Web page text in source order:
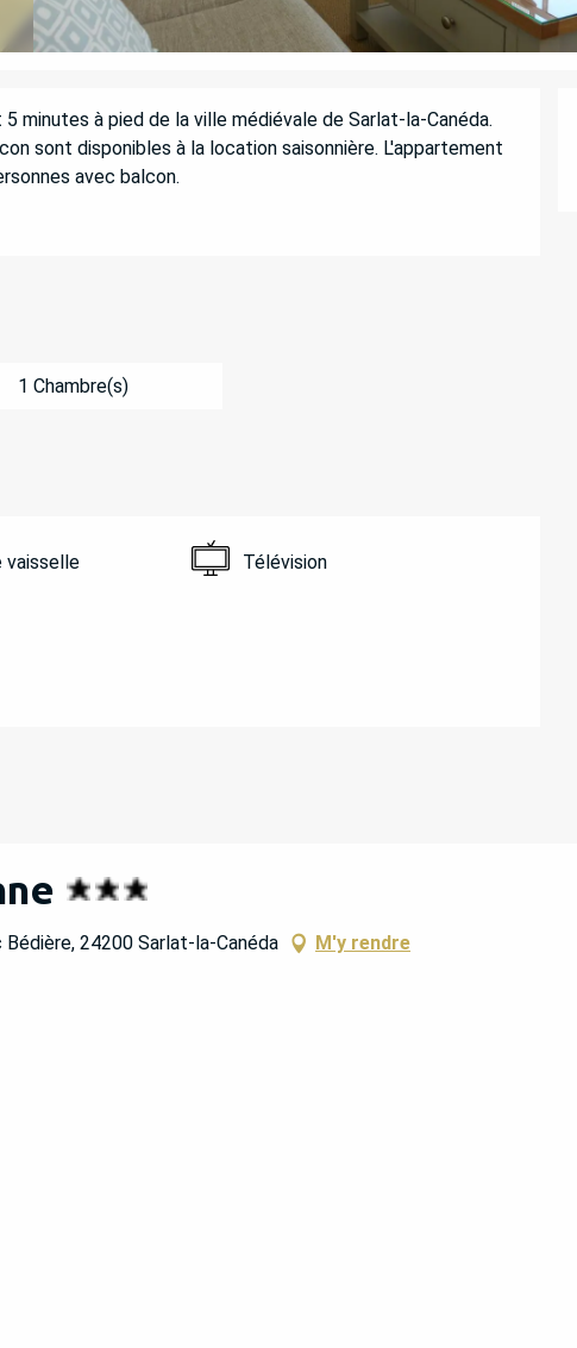
minutes à pied de la ville médiévale de Sarlat-la-Canéda.
sont disponibles à la location saisonnière. L'appartement
avec balcon.
1 Chambre(s)
vaisselle Télévision
Bédière, 24200 Sarlat-la-Canéda M'y rendre